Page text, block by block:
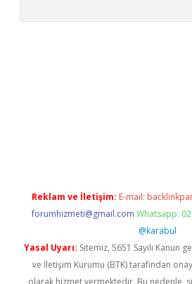
Reklam ve İletişim: E-mail:
forumhizmeti@gmail.com Whatsapp:
@karabul
Yasal Uyarı: Sitemiz, 5651 Sayılı Kanun
ve İletişim Kurumu (BTK) tarafından
olarak hizmet vermektedir. Bu nedenle,